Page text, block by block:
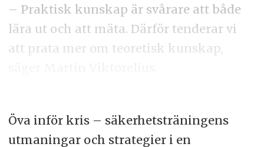
– Praktisk kunskap är svårare att både
lära ut och att mäta. Därför tenderar vi
att prata mer om teoretisk kunskap,
Öva inför kris – säkerhetsträningens
utmaningar och strategier i en